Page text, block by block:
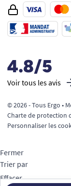
4.8/5
Voir tous les avis
© 2026 - Tous Ergo •
Charte de protection
Personnaliser les
Fermer
Trier par
Effacer